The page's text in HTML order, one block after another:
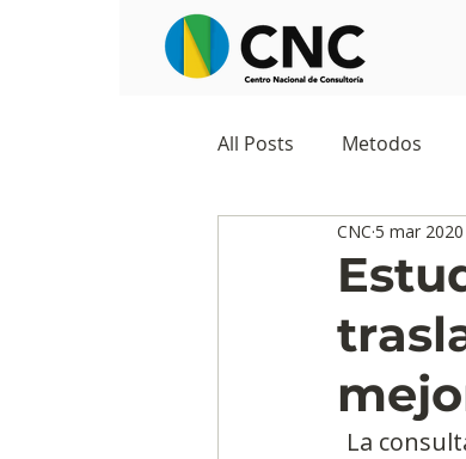
All Posts Metodos
Observatorios sociales
Predicciones y
Marketing
CNC 5 mar 2020
La